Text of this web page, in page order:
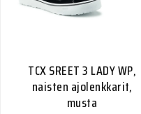
TCX SREET 3 LADY WP,
naisten ajolenkkarit,
musta